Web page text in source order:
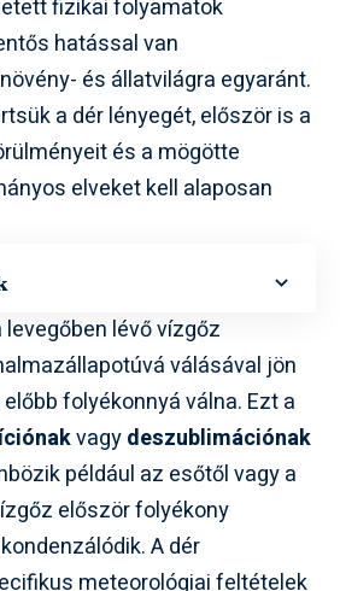
fizikai folyamatok
hatással van
és állatvilágra egyaránt.
a dér lényegét, először is a
és a mögötte
elveket kell alaposan
lévő vízgőz
válásával jön
folyékonnyá válna. Ezt a
vagydeszublimációnak
például az esőtől vagy a
először folyékony
A dér
meteorológiai feltételek